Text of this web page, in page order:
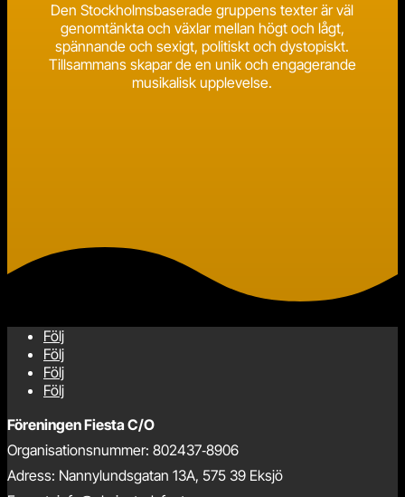
Den Stockholmsbaserade gruppens texter är väl
genomtänkta och växlar mellan högt och lågt,
spännande och sexigt, politiskt och dystopiskt.
Tillsammans skapar de en unik och engagerande
musikalisk upplevelse.
Följ
Följ
Följ
Följ
Föreningen Fiesta C/O
Organisationsnummer: 802437‑8906
Adress: Nannylundsgatan 13A, 575 39 Eksjö